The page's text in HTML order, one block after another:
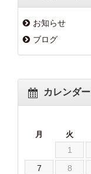
お知らせ
ブログ
カレンダー
月 火
1
7
8